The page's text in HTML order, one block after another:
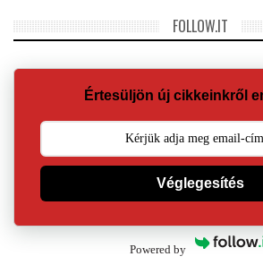
FOLLOW.IT
Értesüljön új cikkeinkről
Véglegesítés
Powered by